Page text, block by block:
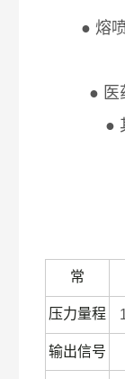
● 熔
● 医
●
常
压力量程
输出信号